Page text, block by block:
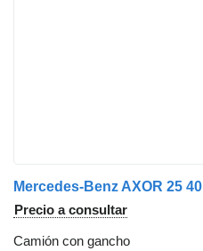
Mercedes-Benz AXOR 25 40
Precio a consultar
Camión con gancho